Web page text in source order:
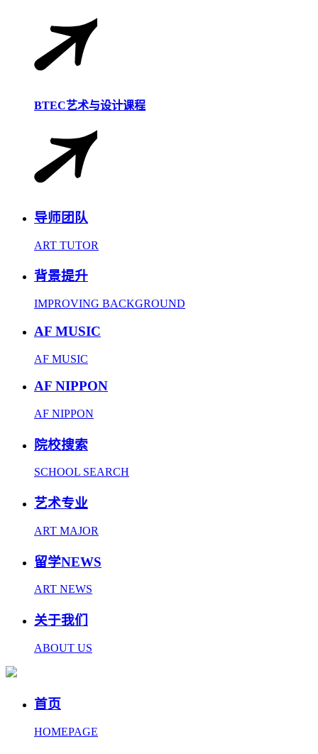
BTEC艺术与设计课程
导师团队
ART TUTOR
背景提升
IMPROVING BACKGROUND
AF MUSIC
AF MUSIC
AF NIPPON
AF NIPPON
院校搜索
SCHOOL SEARCH
艺术专业
ART MAJOR
留学NEWS
ART NEWS
关于我们
ABOUT US
首页
HOMEPAGE